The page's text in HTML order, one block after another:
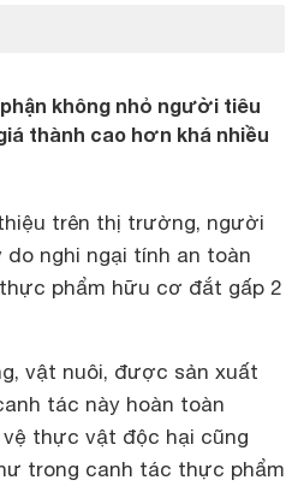
không nhỏ người tiêu
thành cao hơn khá nhiều
trên thị trường, người
nghi ngại tính an toàn
phẩm hữu cơ đắt gấp 2
vật nuôi, được sản xuất
tác này hoàn toàn
thực vật độc hại cũng
trong canh tác thực phẩm